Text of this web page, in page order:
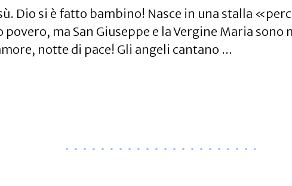
Dio si è fatto bambino! Nasce in una stalla
ma San Giuseppe e la Vergine Maria
notte di pace! Gli angeli cantano ...